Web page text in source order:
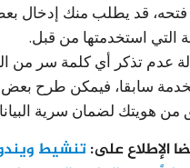
فتحه، قد يطلب منك إدخال
التي استخدمتها من قبل.
عدم تذكر أي كلمة سر من
سابقا، فيمكن طرح بعض
من هويتك لضمان سرية
الإطلاع على: